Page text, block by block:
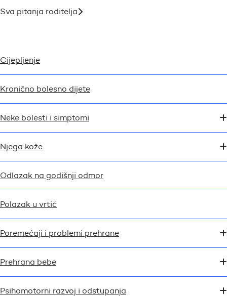
Sva pitanja roditelja
Cijepljenje
Kronično bolesno dijete
Neke bolesti i simptomi
Njega kože
Odlazak na godišnji odmor
Polazak u vrtić
Poremećaji i problemi prehrane
Prehrana bebe
Psihomotorni razvoj i odstupanja